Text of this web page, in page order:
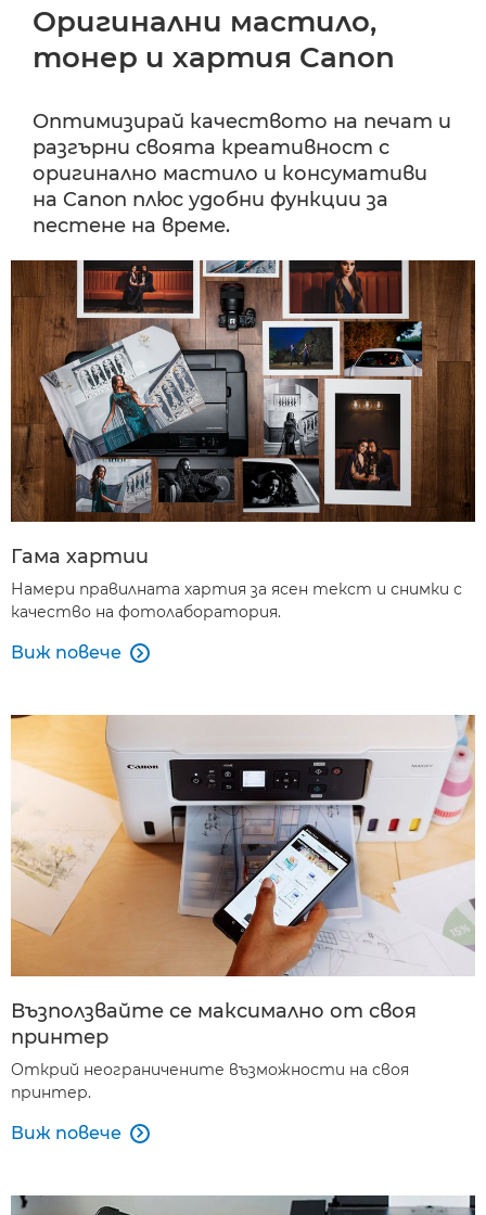
Оригинални мастило,
тонер и хартия Canon
Оптимизирай качеството на печат и
разгърни своята креативност с
оригинално мастило и консумативи
на Canon плюс удобни функции за
пестене на време.
Гама хартии
Намери правилната хартия за ясен текст и снимки с
качество на фотолаборатория.
Виж повече 
Възползвайте се максимално от своя
принтер
Открий неограничените възможности на своя
принтер.
Виж повече 